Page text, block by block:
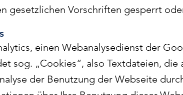
gesetzlichen Vorschriften gesperrt
einen Webanalysedienst der
sog. „Cookies“, also Textdateien, die
der Benutzung der Webseite